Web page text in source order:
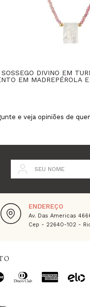
SOSSEGO DIVINO EM
EM MADREPÉROLA
e veja opiniões de
SEU NOME
ENDEREÇO
Av. Das Americas
Cep - 22640-102 -